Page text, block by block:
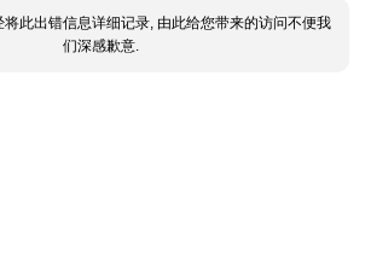
将此出错信息详细记录, 由此给您带来的访问不便我
们深感歉意.